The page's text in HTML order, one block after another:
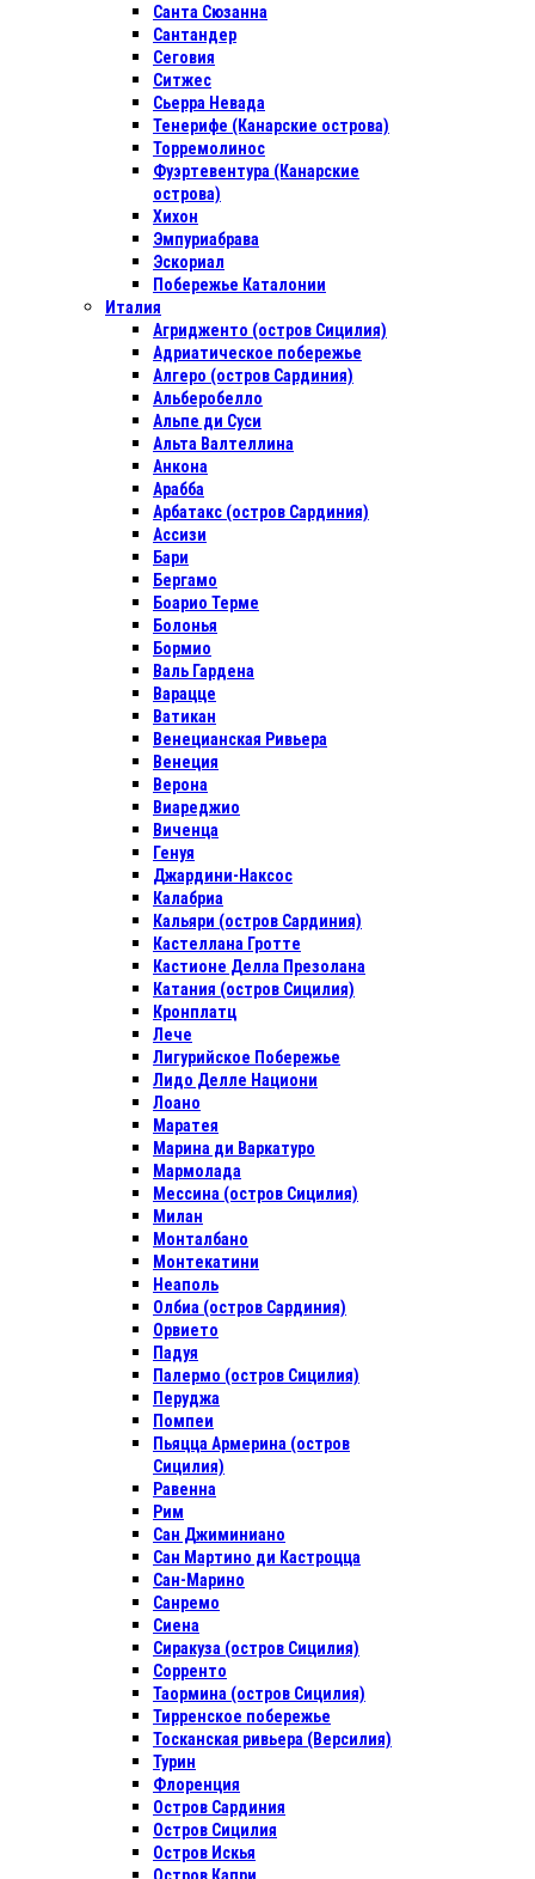
Санта Сюзанна
Сантандер
Сеговия
Ситжес
Сьерра Невада
Тенерифе (Канарские острова)
Торремолинос
Фуэртевентура (Канарские
острова)
Хихон
Эмпуриабрава
Эскориал
Побережье Каталонии
Италия
Агридженто (остров Сицилия)
Адриатическое побережье
Алгеро (остров Сардиния)
Альберобелло
Альпе ди Суси
Альта Валтеллина
Анкона
Арабба
Арбатакс (остров Сардиния)
Ассизи
Бари
Бергамо
Боарио Терме
Болонья
Бормио
Валь Гардена
Варацце
Ватикан
Венецианская Ривьера
Венеция
Верона
Виареджио
Виченца
Генуя
Джардини-Наксос
Калабриа
Кальяри (остров Сардиния)
Кастеллана Гротте
Кастионе Делла Презолана
Катания (остров Сицилия)
Кронплатц
Лече
Лигурийское Побережье
Лидо Делле Национи
Лоано
Маратея
Марина ди Варкатуро
Мармолада
Мессина (остров Сицилия)
Милан
Монталбано
Монтекатини
Неаполь
Олбиа (остров Сардиния)
Орвието
Падуя
Палермо (остров Сицилия)
Перуджа
Помпеи
Пьяцца Армерина (остров
Сицилия)
Равенна
Рим
Сан Джиминиано
Сан Мартино ди Кастроцца
Сан-Марино
Санремо
Сиена
Сиракуза (остров Сицилия)
Сорренто
Таормина (остров Сицилия)
Тирренское побережье
Тосканская ривьера (Версилия)
Турин
Флоренция
Остров Сардиния
Остров Сицилия
Остров Искья